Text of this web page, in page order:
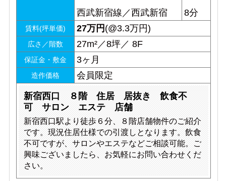
西武新宿線／西武新宿 8分
賃料(坪単価) 27万円 (@3.3万円)
広さ／階数 27m²／8坪／ 8F
保証金・敷金 3ヶ月
造作価格 会員限定
新宿西口 ８階 住居 居抜き 飲食不
可 サロン エステ 店舗
新宿西口駅より徒歩６分、８階店舗物件のご紹介
です。現況住居仕様での引渡しとなります。飲食
不可ですが、サロンやエステなどご相談可能。ご
興味ございましたら、お気軽にお問い合わせくだ
さい。